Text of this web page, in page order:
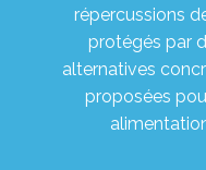
répercussions
protégés par
alternatives
proposées